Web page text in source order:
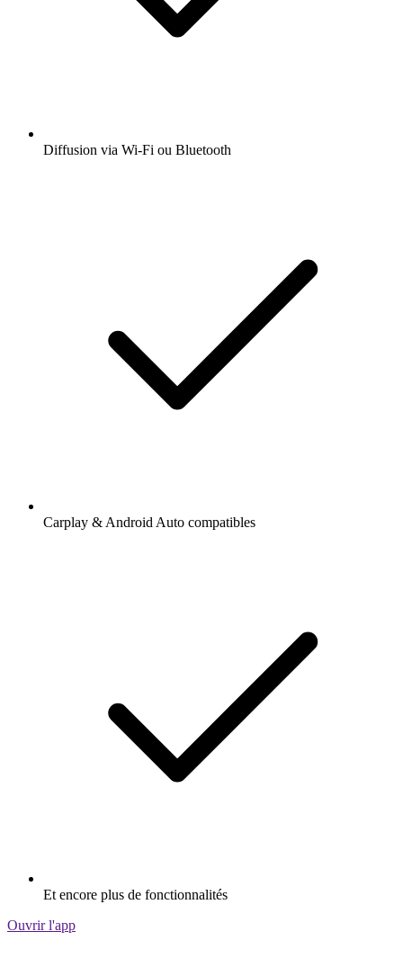
Diffusion via Wi-Fi ou Bluetooth
Carplay & Android Auto compatibles
Et encore plus de fonctionnalités
Ouvrir l'app